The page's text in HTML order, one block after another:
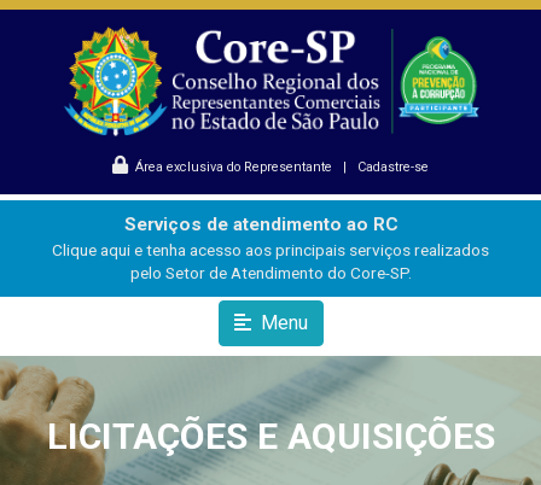
Área exclusiva do Representante | Cadastre-se
Serviços de atendimento ao RC
Clique aqui e tenha acesso aos principais serviços realizados
pelo Setor de Atendimento do Core-SP.
Menu
LICITAÇÕES E AQUISIÇÕES